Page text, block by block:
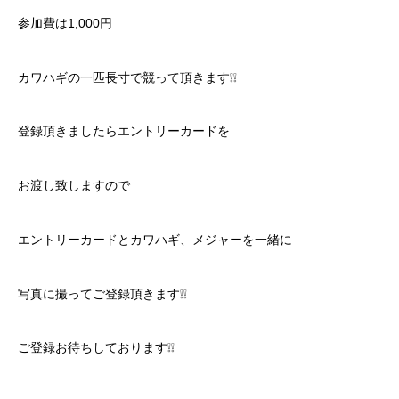
参加費は1,000円
カワハギの一匹長寸で競って頂きます❕❕
登録頂きましたらエントリーカードを
お渡し致しますので
エントリーカードとカワハギ、メジャーを一緒に
写真に撮ってご登録頂きます❕❕
ご登録お待ちしております❕❕